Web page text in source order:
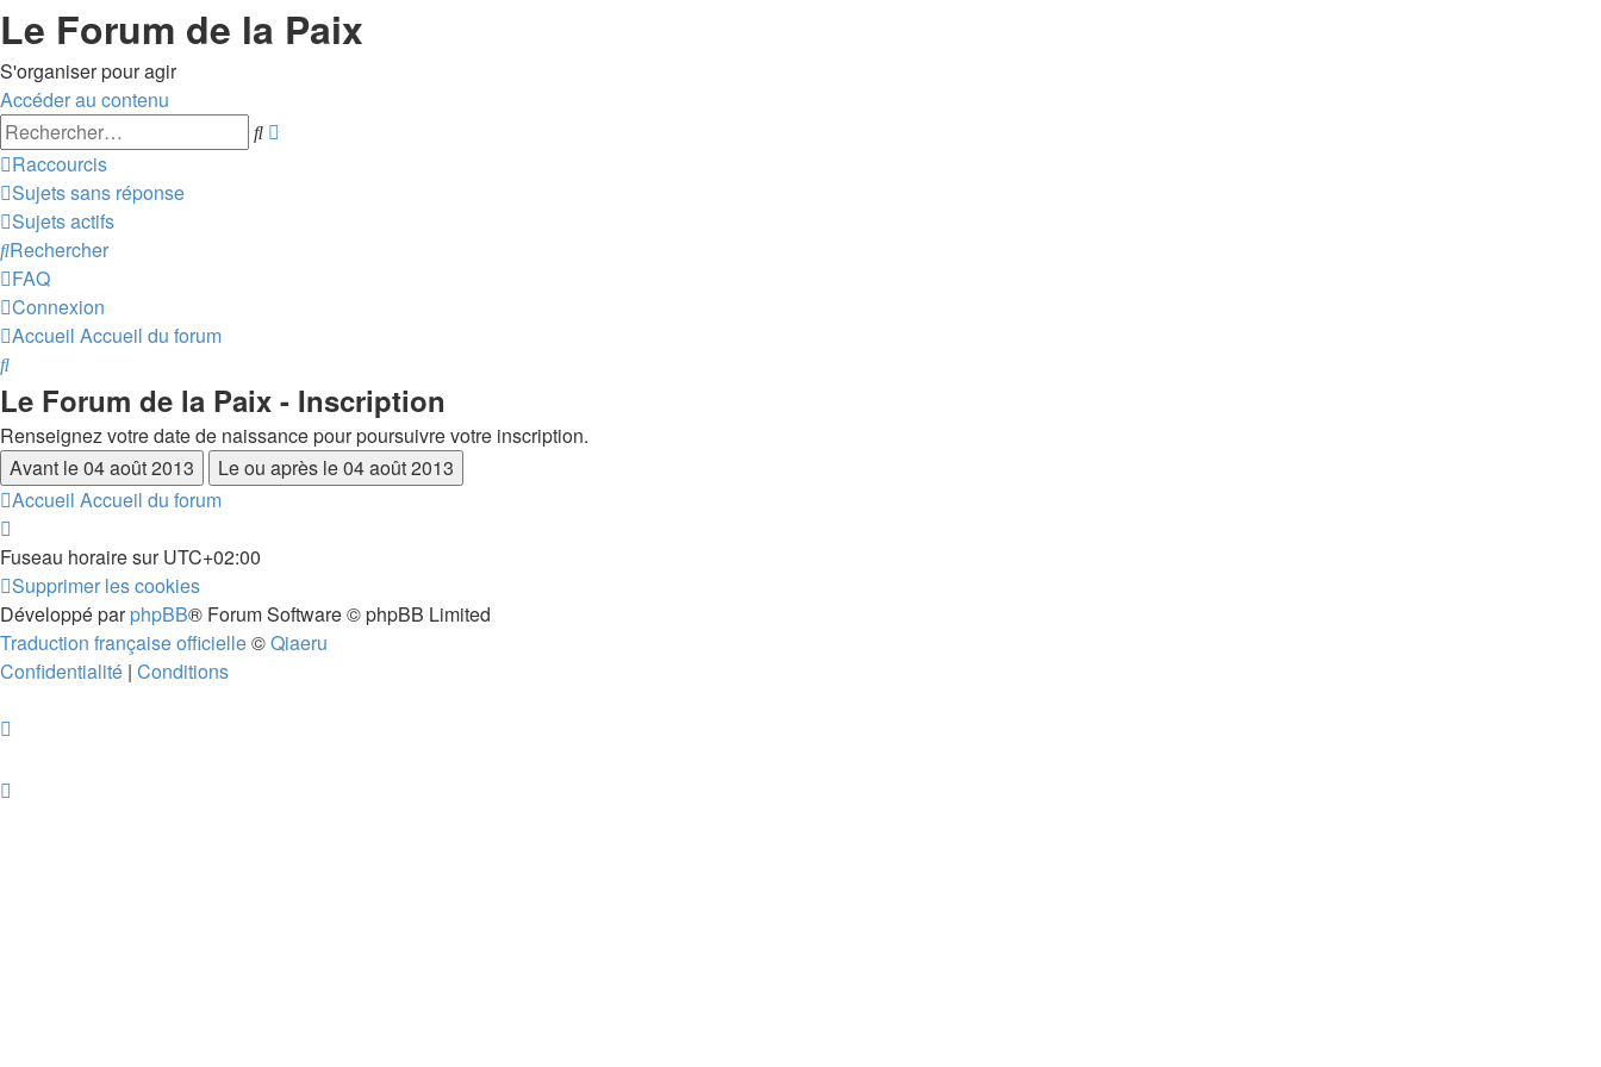
Le Forum de la Paix
S'organiser pour agir
Accéder au contenu
Rechercher
Raccourcis
Sujets sans réponse
Sujets actifs
Rechercher
FAQ
Connexion
Accueil Accueil du forum
Rechercher
Le Forum de la Paix - Inscription
Renseignez votre date de naissance pour poursuivre votre inscription.
Accueil Accueil du forum
Fuseau horaire surUTC+02:00
Supprimer les cookies
Développé parphpBB® Forum Software © phpBB Limited
Traduction française officielle©Qiaeru
Confidentialité | Conditions